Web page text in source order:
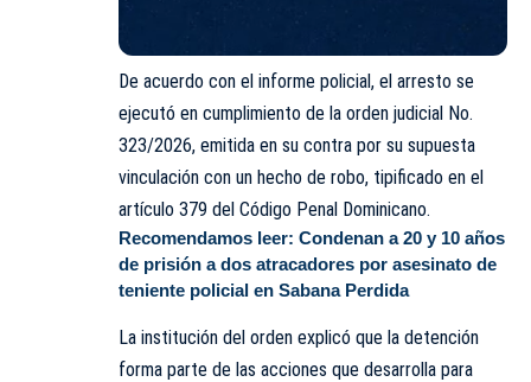
De acuerdo con el informe policial, el arresto se
ejecutó en cumplimiento de la orden judicial No.
323/2026, emitida en su contra por su supuesta
vinculación con un hecho de robo, tipificado en el
artículo 379 del Código Penal Dominicano.
Recomendamos leer: Condenan a 20 y 10 años
de prisión a dos atracadores por asesinato de
teniente policial en Sabana Perdida
La institución del orden explicó que la detención
forma parte de las acciones que desarrolla para